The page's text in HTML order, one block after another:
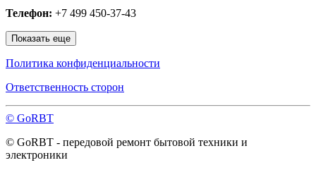
Ногинск
Одинцово
Ожерелье
Орехово-Зуево
Пересвет
Подольск
Протвино
Пущино
Раменское
Телефон: +7 499 450-37-43
Показать еще
Политика конфиденциальности
Ответственность сторон
© GoRBT
© GoRBT - передовой ремонт бытовой техники и
электроники